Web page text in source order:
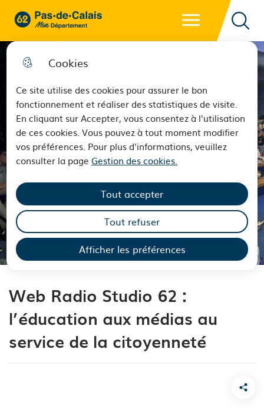
Cookies
Ce site utilise des cookies pour assurer le bon
fonctionnement et réaliser des statistiques de visite.
En cliquant sur Accepter, vous consentez à l'utilisation
de ces cookies. Vous pouvez à tout moment modifier
vos préférences. Pour plus d'informations, veuillez
consulter la pageGestion des cookies.
Afficher les préférences
Tout accepter
Tout refuser
62 - Pas-de-Calais Mon Département - Retour à l'accueil
Web Radio Studio 62 :
l’éducation aux médias au
service de la citoyenneté